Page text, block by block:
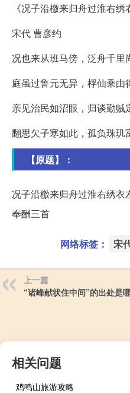
《况子沿檄来归舟过淮右绣
宋代 曹彦约
况也来从班马傍，泛舟千里
庭虽过鲁元无异，桴仙乘由
亲见治民如沼眼，归谈勤贼
翻思欠子寒如此，孤负珠玑
【原题】：
况子沿檄来归舟过淮右绣
奉酬三首
网络标签： 宋
上一篇
“诸峰献状住中间”的出处是
相关问题
鸡鸣山旅游攻略